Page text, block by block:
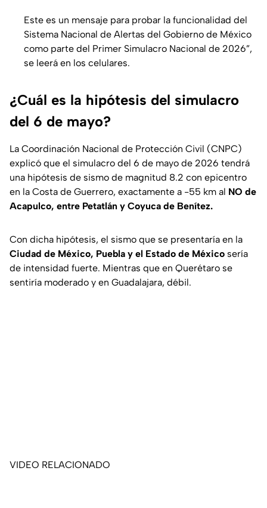
Este es un mensaje para probar la funcionalidad del
Sistema Nacional de Alertas del Gobierno de México
como parte del Primer Simulacro Nacional de 2026”,
se leerá en los celulares.
¿Cuál es la hipótesis del simulacro
del 6 de mayo?
La Coordinación Nacional de Protección Civil (CNPC)
explicó que el simulacro del 6 de mayo de 2026 tendrá
una hipótesis de sismo de magnitud 8.2 con epicentro
en la Costa de Guerrero, exactamente a -55 km al NO de
Acapulco, entre Petatlán y Coyuca de Benítez.
Con dicha hipótesis, el sismo que se presentaría en la
Ciudad de México, Puebla y el Estado de México sería
de intensidad fuerte. Mientras que en Querétaro se
sentiría moderado y en Guadalajara, débil.
VIDEO RELACIONADO